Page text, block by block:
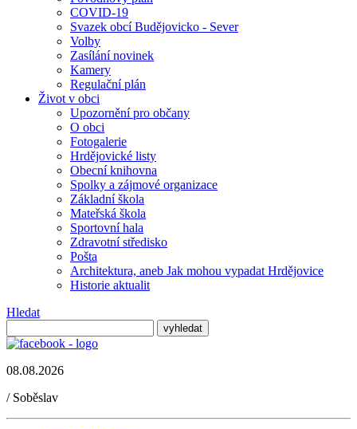
COVID-19
Svazek obcí Budějovicko - Sever
Volby
Zasílání novinek
Kamery
Regulační plán
Život v obci
Upozornění pro občany
O obci
Fotogalerie
Hrdějovické listy
Obecní knihovna
Spolky a zájmové organizace
Základní škola
Mateřská škola
Sportovní hala
Zdravotní středisko
Pošta
Architektura, aneb Jak mohou vypadat Hrdějovice
Historie aktualit
Hledat
08.08.2026
/Soběslav